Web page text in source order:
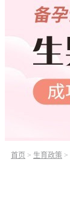
首页 > 生育政策 >